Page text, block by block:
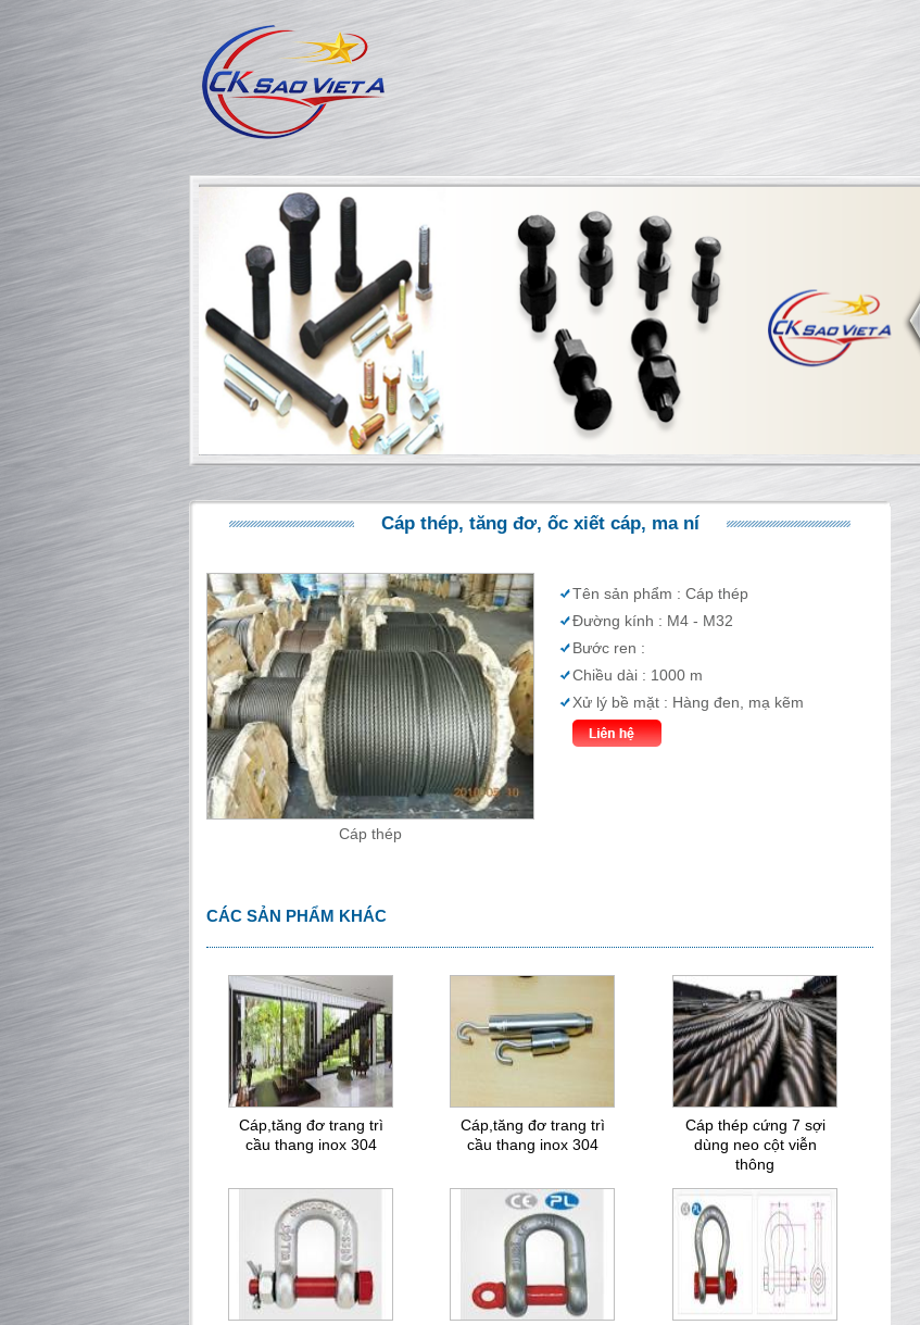
Cáp thép, tăng đơ, ốc xiết cáp, ma ní
Cáp thép
Tên sản phẩm : Cáp thép
Đường kính : M4 - M32
Bước ren :
Chiều dài : 1000 m
Xử lý bề mặt : Hàng đen, mạ kẽm
CÁC SẢN PHẨM KHÁC
Cáp,tăng đơ trang trì
cầu thang inox 304
Cáp,tăng đơ trang trì
cầu thang inox 304
Cáp thép cứng 7 sợi
dùng neo cột viễn
thông